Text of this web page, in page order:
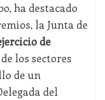
ha destacado
la Junta de
de
los sectores
de un
del